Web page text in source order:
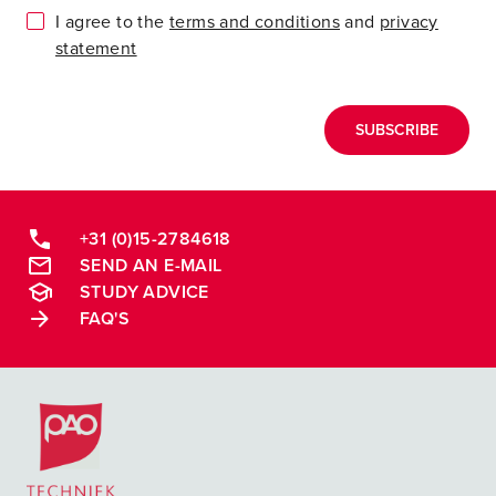
I agree to theterms and conditionsand privacy
statement
SUBSCRIBE
+31 (0)15-2784618
SEND AN E-MAIL
STUDY ADVICE
FAQ'S
Postacademische cursussen, leergangen en opleidingen